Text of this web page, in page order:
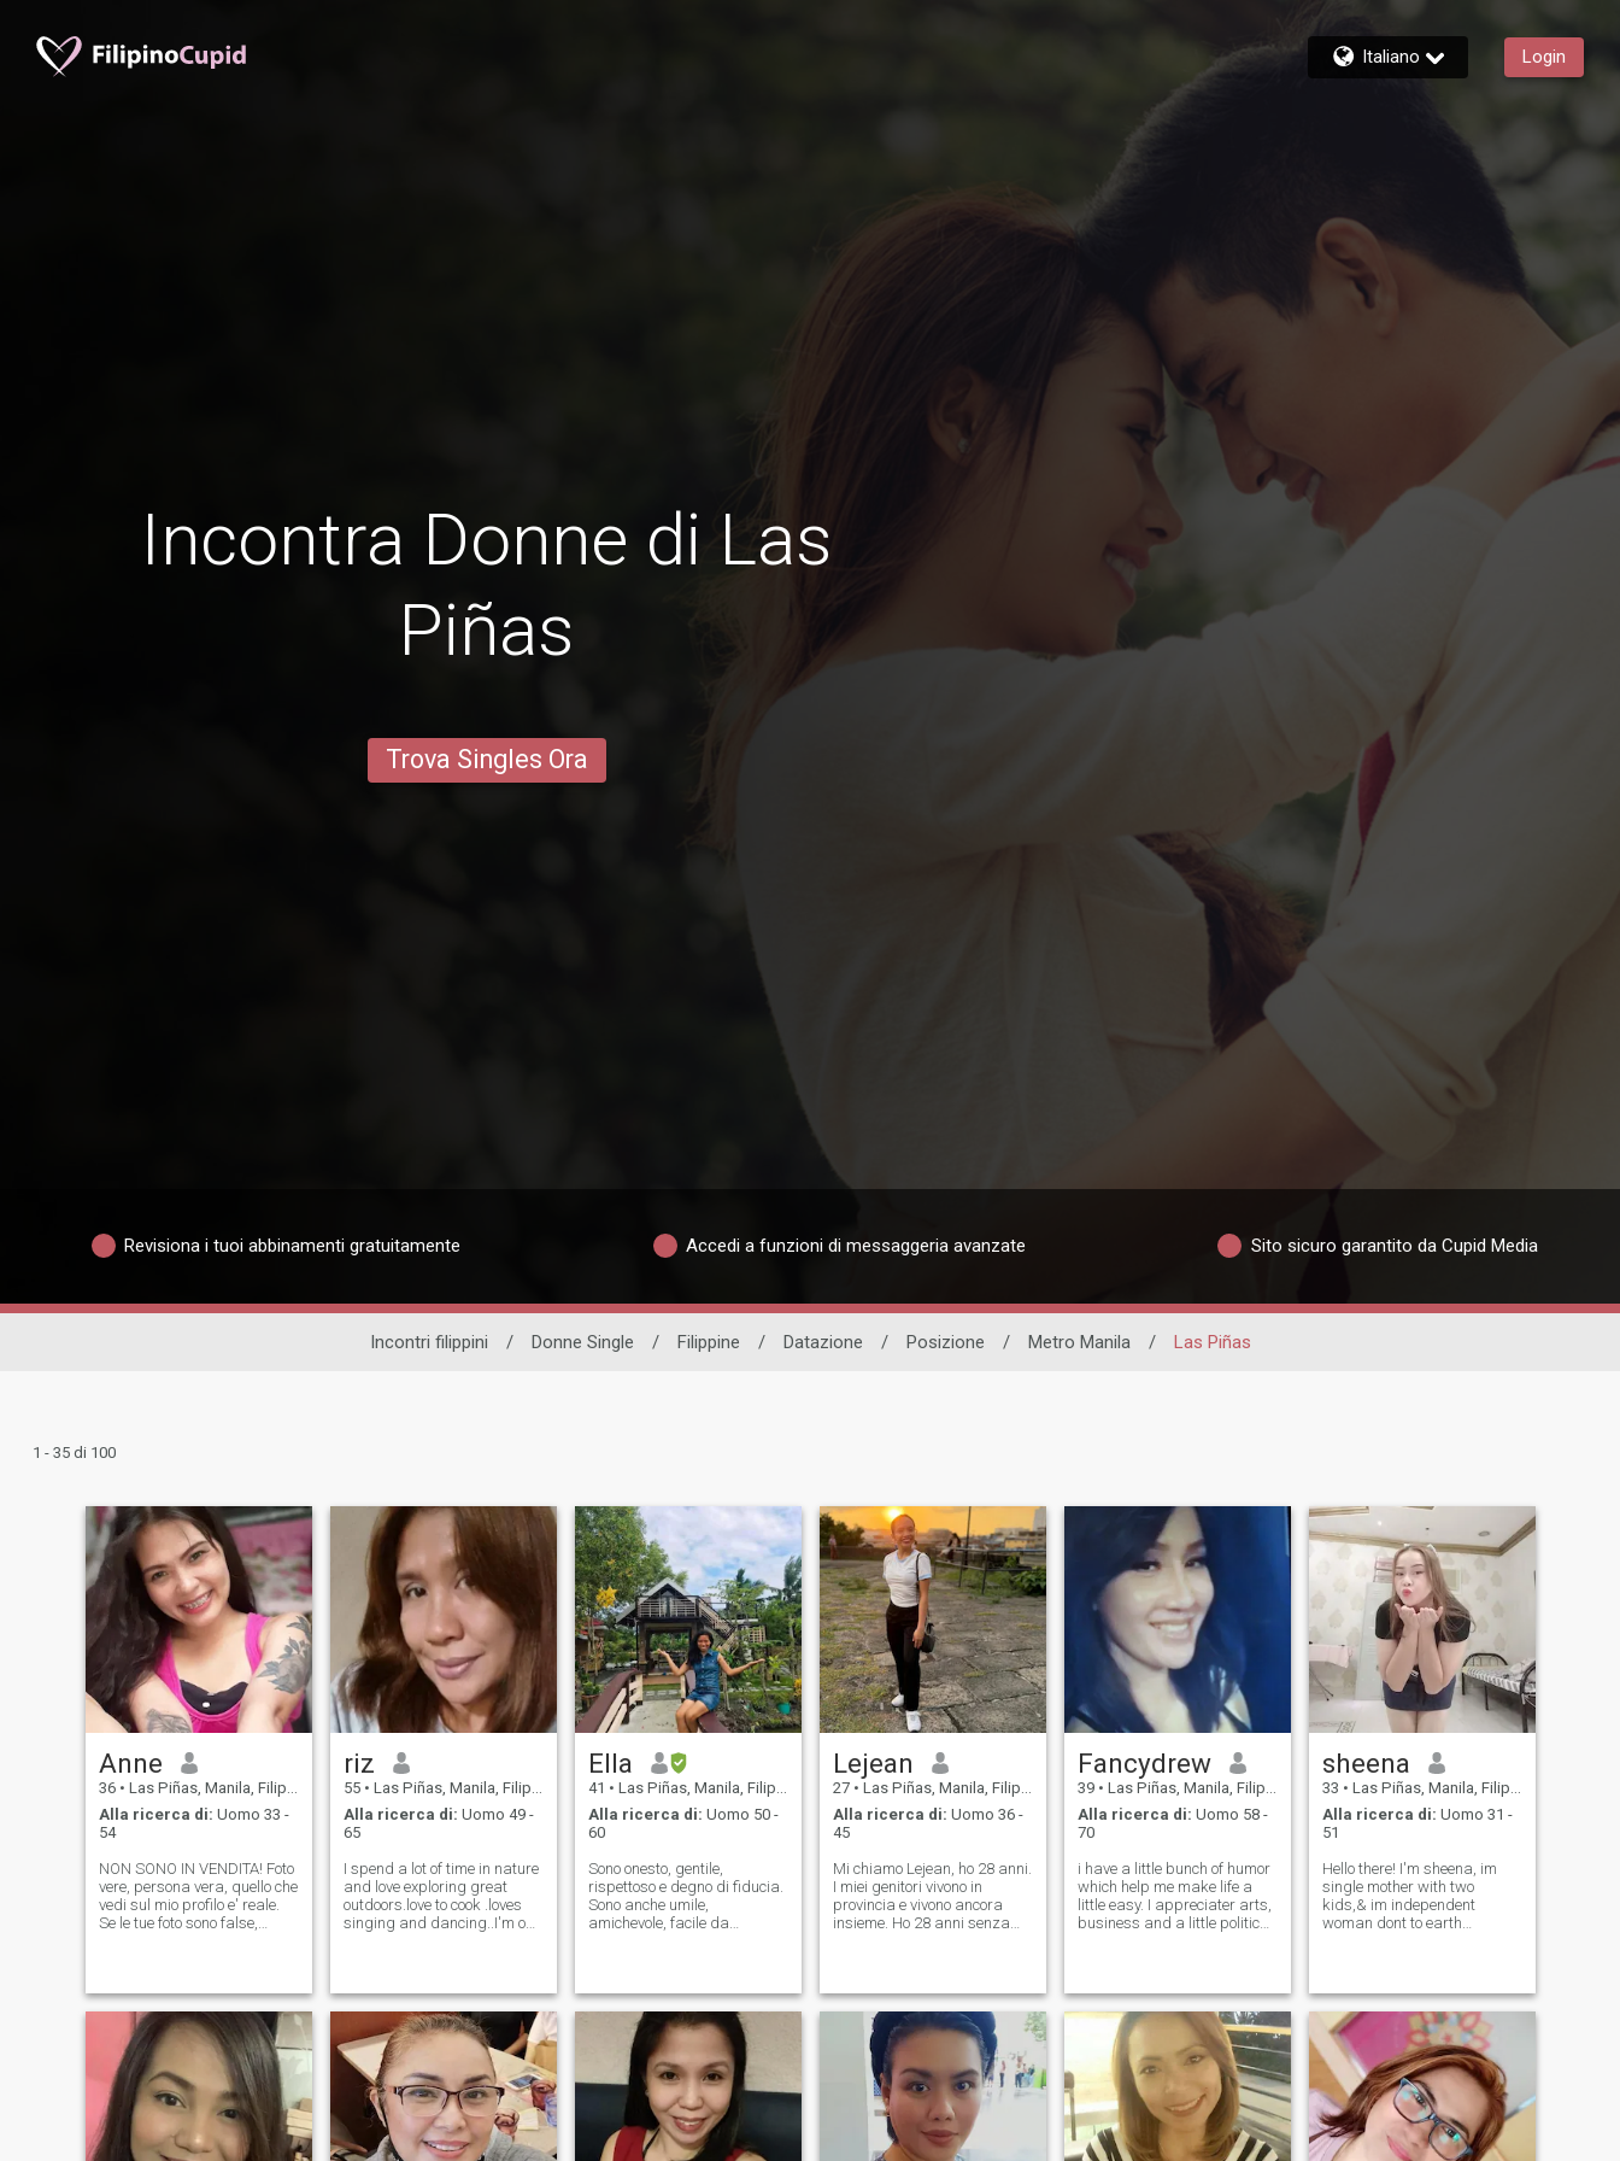
Italiano Login
Incontra Donne di Las
Piñas
Trova Singles Ora
Revisiona i tuoi abbinamenti gratuitamente Accedi a funzioni di messaggeria avanzate Sito sicuro garantito da Cupid Media
Incontri filippini / Donne Single / Filippine / Datazione / Posizione / Metro Manila / Las Piñas
1 - 35 di 100
Anne
36 • Las Piñas, Manila, Filippine
Alla ricerca di: Uomo 33 -
54
NON SONO IN VENDITA! Foto
vere, persona vera, quello che
vedi sul mio profilo e' reale.
Se le tue foto sono false,
siete finti non sprecate tempo
a vicenda.
riz
55 • Las Piñas, Manila, Filippine
Alla ricerca di: Uomo 49 -
65
I spend a lot of time in nature
and love exploring great
outdoors.love to cook .loves
singing and dancing..I'm on
with.when I'm not
working,I'm usually out
Ella
41 • Las Piñas, Manila, Filippine
Alla ricerca di: Uomo 50 -
60
Sono onesto, gentile,
rispettoso e degno di fiducia.
Sono anche umile,
amichevole, facile da
con un atteggiamento
positivo. Amo cucinare cibi
sani. Amo ballare, andare in
bicicletta, correre e fare
esercizi ogni giorno per
diventare fisicamente in
forma e in salute. Non ho
nulla di più prezioso da
offrirti, per ora, ma ti amero'
Lejean
27 • Las Piñas, Manila, Filippine
Alla ricerca di: Uomo 36 -
45
Mi chiamo Lejean, ho 28 anni.
I miei genitori vivono in
provincia e vivono ancora
insieme. Ho 28 anni senza
uomo qui nell'app di incontri.
Un uomo serio che non chiede
foto cattive. Non sono qui per
foto esplicite e argomenti che
non otterrai mai solo a causa
dei tuoi discorsi dolci e delle
tue vuote promesse, non
sprecare il mio tempo.
Apprezzo un partner gentile,
Fancydrew
39 • Las Piñas, Manila, Filippine
Alla ricerca di: Uomo 58 -
70
i have a little bunch of humor
which help me make life a
little easy. I appreciater arts,
business and a little politics.
good, we just have to give
them a second chance.
sheena
33 • Las Piñas, Manila, Filippine
Alla ricerca di: Uomo 31 -
51
Hello there! I'm sheena, im
single mother with two
kids,& im independent
woman dont to earth
genuine care..I'm here to find
a connection with someone
who appreciates a true
gentlem